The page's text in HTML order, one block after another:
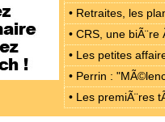
• Retraites, les
• CRS, une
• Les petites
• Perrin :
• Les premiÃ¨res